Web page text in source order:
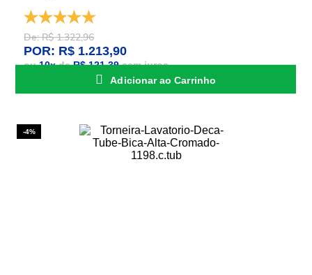
De: R$ 1.322,96
POR: R$ 1.213,90
ou10xdeR$ 121,39sem juros
Adicionar ao Carrinho
-4%